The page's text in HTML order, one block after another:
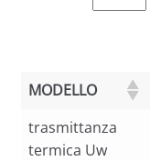
MODELLO
trasmittanza
termica Uw